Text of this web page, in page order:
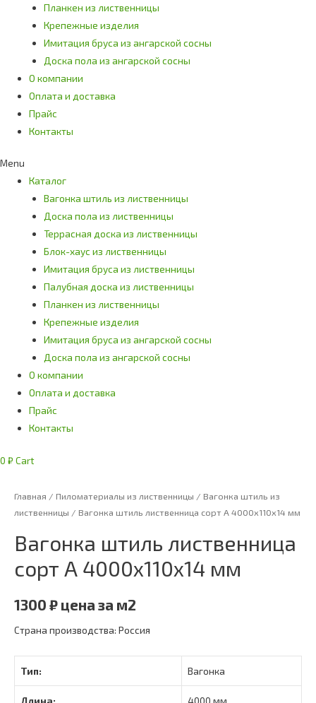
Планкен из лиственницы
Крепежные изделия
Имитация бруса из ангарской сосны
Доска пола из ангарской сосны
О компании
Оплата и доставка
Прайс
Контакты
Menu
Каталог
Вагонка штиль из лиственницы
Доска пола из лиственницы
Террасная доска из лиственницы
Блок-хаус из лиственницы
Имитация бруса из лиственницы
Палубная доска из лиственницы
Планкен из лиственницы
Крепежные изделия
Имитация бруса из ангарской сосны
Доска пола из ангарской сосны
О компании
Оплата и доставка
Прайс
Контакты
0 ₽ Cart
Главная / Пиломатериалы из лиственницы / Вагонка штиль из
лиственницы / Вагонка штиль лиственница сорт А 4000х110х14 мм
Вагонка штиль лиственница
сорт А 4000х110х14 мм
1300 ₽ цена за м2
Страна производства: Россия
Тип: Вагонка
Длина: 4000 мм